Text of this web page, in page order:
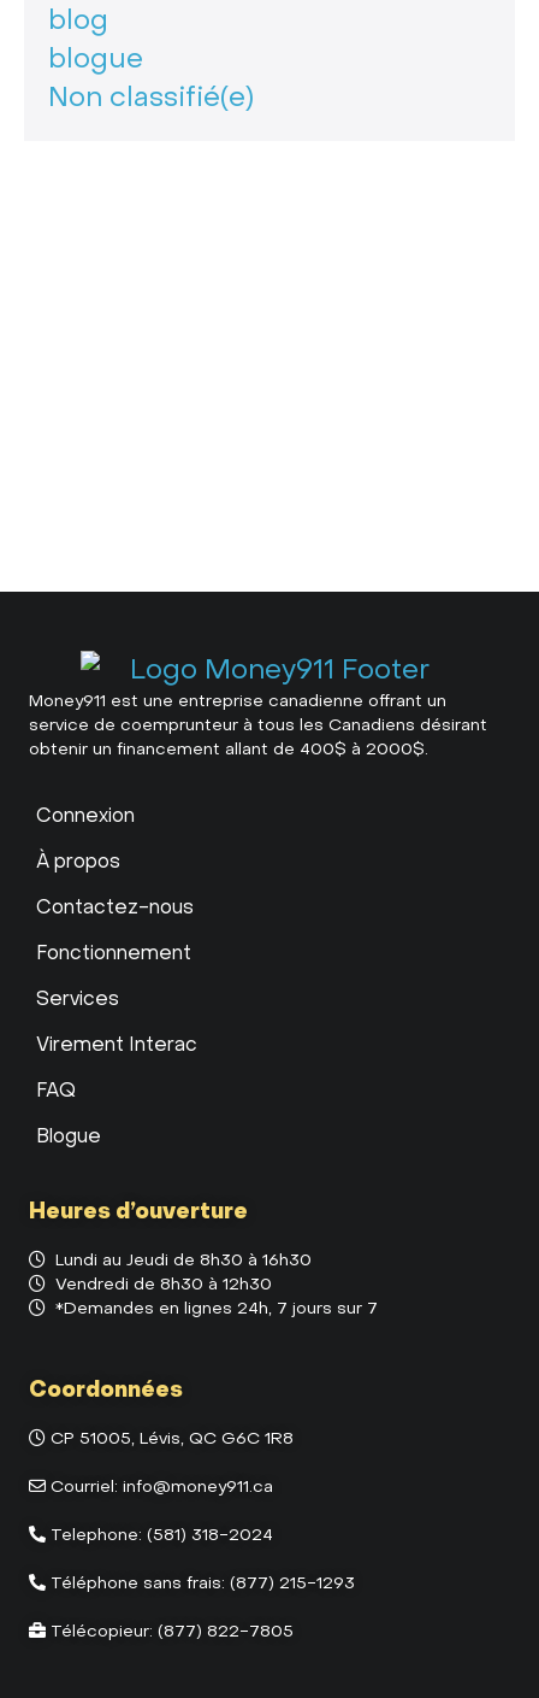
blog
blogue
Non classifié(e)
Money911 est une entreprise canadienne offrant un
service de coemprunteur à tous les Canadiens désirant
obtenir un financement allant de 400$ à 2000$.
Connexion
À propos
Contactez-nous
Fonctionnement
Services
Virement Interac
FAQ
Blogue
Heures d’ouverture
Lundi au Jeudi de 8h30 à 16h30
Vendredi de 8h30 à 12h30
*Demandes en lignes 24h, 7 jours sur 7
Coordonnées
CP 51005, Lévis, QC G6C 1R8
Courriel: info@money911.ca
Telephone: (581) 318-2024
Téléphone sans frais: (877) 215-1293
Télécopieur: (877) 822-7805